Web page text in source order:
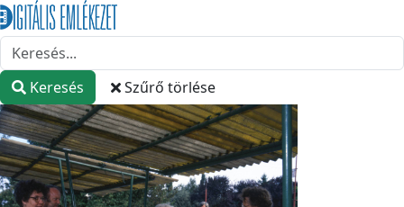
Keresés Szűrő törlése